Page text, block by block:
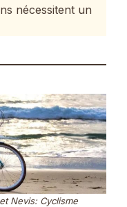
nécessitent un
Nevis: Cyclisme